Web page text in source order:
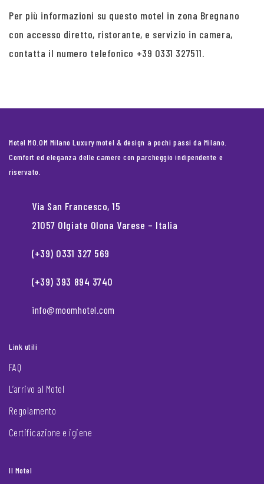
Per più informazioni su questo motel in zona Bregnano
con accesso diretto, ristorante, e servizio in camera,
contatta il numero telefonico +39 0331 327511.
Motel MO.OM Milano Luxury motel & design a pochi passi da Milano.
Comfort ed eleganza delle camere con parcheggio indipendente e
riservato.
Via San Francesco, 15
21057 Olgiate Olona Varese – Italia
(+39) 0331 327 569
(+39) 393 894 3740
info@moomhotel.com
Link utili
FAQ
L’arrivo al Motel
Regolamento
Certificazione e igiene
Il Motel